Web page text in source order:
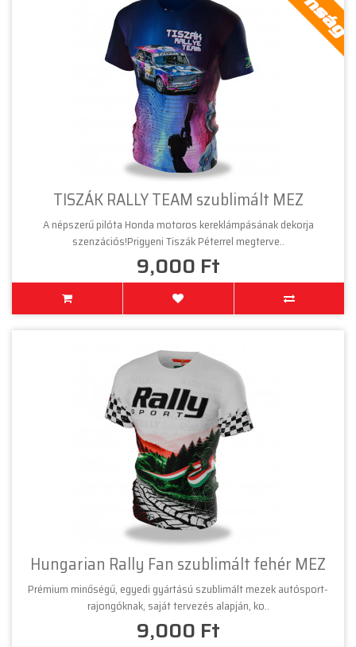
TISZÁK RALLY TEAM szublimált MEZ
A népszerű pilóta Honda motoros kereklámpásának dekorja
szenzációs!Prigyeni Tiszák Péterrel megterve..
9,000 Ft
Hungarian Rally Fan szublimált fehér MEZ
Prémium minőségű, egyedi gyártású szublimált mezek autósport-
rajongóknak, saját tervezés alapján, ko..
9,000 Ft